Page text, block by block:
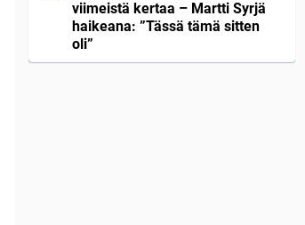
viimeistä kertaa – Martti Syrjä
haikeana: ”Tässä tämä sitten
oli”